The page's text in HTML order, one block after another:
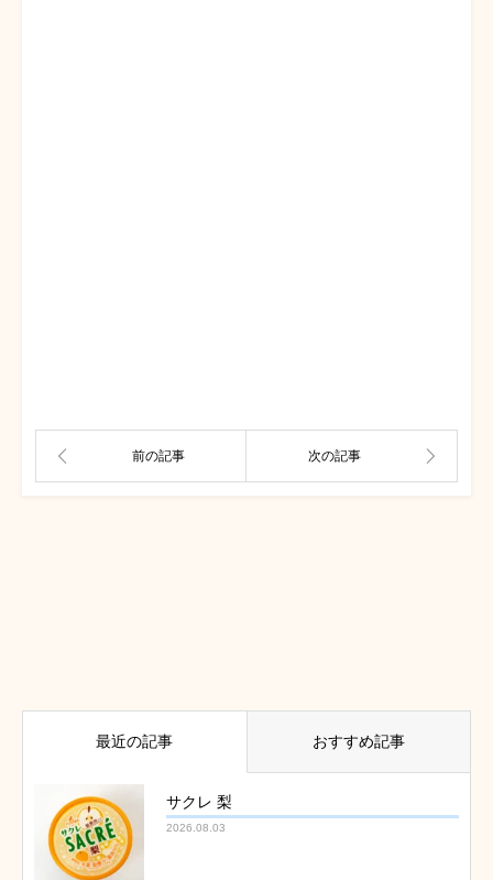
最近の記事 おすすめ記事
サクレ 梨
2026.08.03